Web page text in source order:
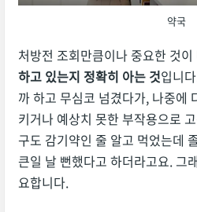
약국
처방전 조회만큼이나 중요한 것이
하고 있는지 정확히 아는 것입니
까 하고 무심코 넘겼다가, 나중에
키거나 예상치 못한 부작용으로
구도 감기약인 줄 알고 먹었는데
큰일 날 뻔했다고 하더라고요. 그
요합니다.